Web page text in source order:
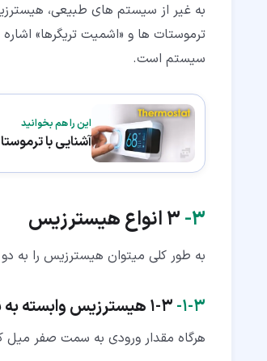
به غیر از سیستم های طبیعی،
ترموستات ها و «اشمیت تریگرها»
سیستم است.
این را هم بخوانید
آشنایی با ترموستات و 7 نوع
۳‏- 3 انواع هیسترزیس
به طور کلی میتوان هیسترزیس را به
۳‏-‏۱‏- 1-3 هیسترزیس وابسته به نرخ
هرگاه مقدار ورودی به سمت صفر میل